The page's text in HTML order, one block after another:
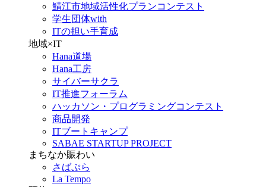
鯖江市地域活性化プランコンテスト
学生団体with
ITの担い手育成
地域×IT
Hana道場
Hana工房
サイバーサクラ
IT推進フォーラム
ハッカソン・プログラミングコンテスト
商品開発
ITブートキャンプ
SABAE STARTUP PROJECT
まちなか賑わい
さばぷら
La Tempo